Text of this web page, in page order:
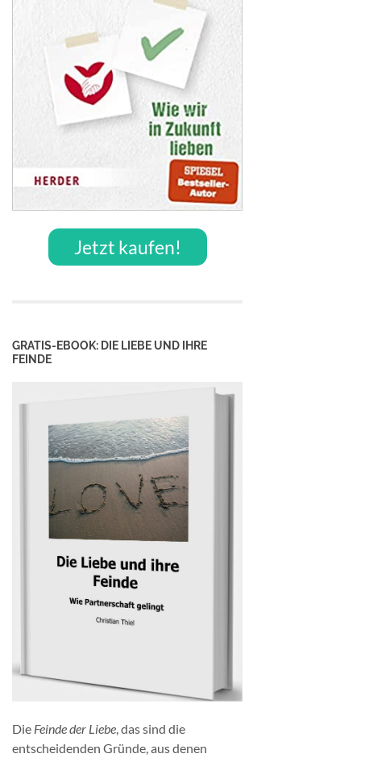
Jetzt kaufen!
GRATIS-EBOOK: DIE LIEBE UND IHRE
FEINDE
Die Feinde der Liebe , das sind die
entscheidenden Gründe, aus denen